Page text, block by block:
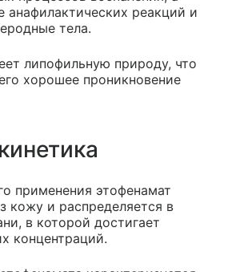
анафилактических реакций и
тела.
липофильную природу, что
хорошее проникновение
применения этофенамат
кожу и распределяется в
в которой достигает
концентраций.